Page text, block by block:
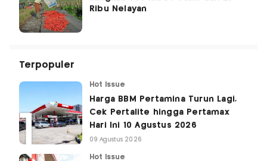
Ribu Nelayan
Terpopuler
Hot Issue
Harga BBM Pertamina Turun Lagi,
Cek Pertalite hingga Pertamax
Hari Ini 10 Agustus 2026
09 Agustus 2026
Hot Issue